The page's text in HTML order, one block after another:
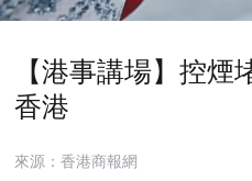
【港事講場】控
香港
來源：香港商報網